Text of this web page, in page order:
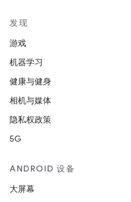
发现
游戏
机器学习
健康与健身
相机与媒体
隐私权政策
5G
ANDROID 设备
大屏幕